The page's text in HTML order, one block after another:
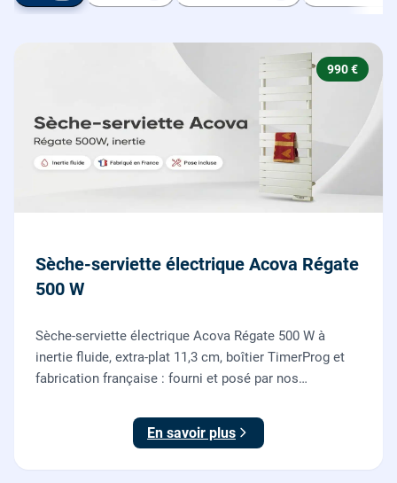
990 €
Sèche-serviette électrique Acova Régate
500 W
Sèche-serviette électrique Acova Régate 500 W à
inertie fluide, extra-plat 11,3 cm, boîtier TimerProg et
fabrication française : fourni et posé par nos
En savoir plus